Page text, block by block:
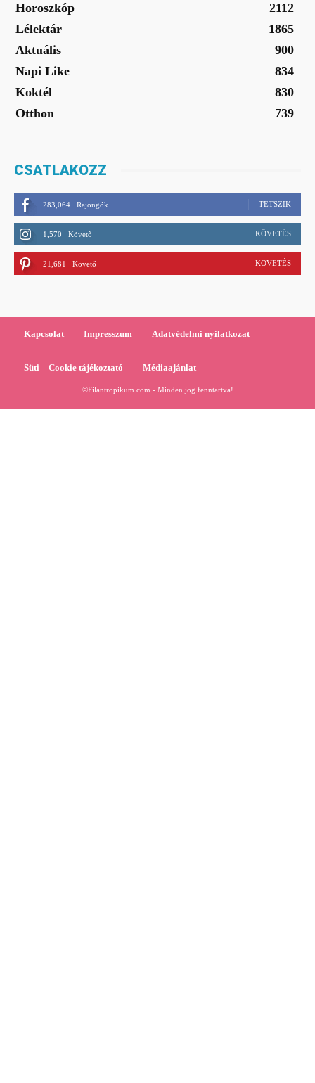
Horoszkóp
2112
Lélektár
1865
Aktuális
900
Napi Like
834
Koktél
830
Otthon
739
CSATLAKOZZ
283,064 Rajongók TETSZIK
1,570 Követő KÖVETÉS
21,681 Követő KÖVETÉS
Kapcsolat Impresszum Adatvédelmi nyilatkozat
Süti – Cookie tájékoztató Médiaajánlat
©Filantropikum.com - Minden jog fenntartva!